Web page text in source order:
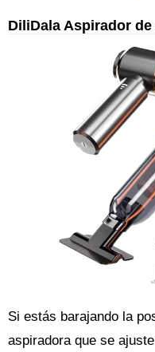
DiliDala Aspirador de
Si estás barajando la
aspiradora que se